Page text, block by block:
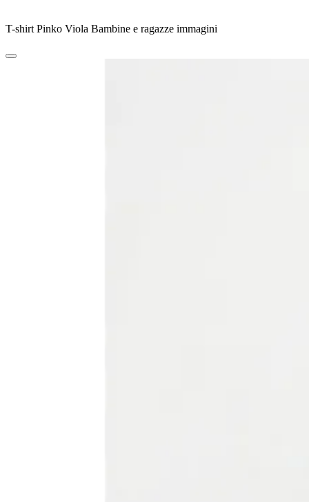
T-shirt Pinko Viola Bambine e ragazze immagini